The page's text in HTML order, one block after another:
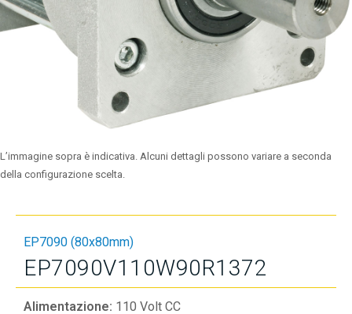
L’immagine sopra è indicativa. Alcuni dettagli possono variare a seconda
della configurazione scelta.
EP7090 (80x80mm)
EP7090V110W90R1372
Alimentazione: 110 Volt CC